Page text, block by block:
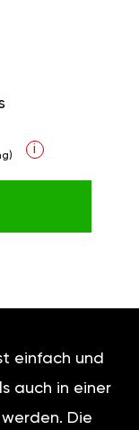
i
einfach und
auch in einer
Die